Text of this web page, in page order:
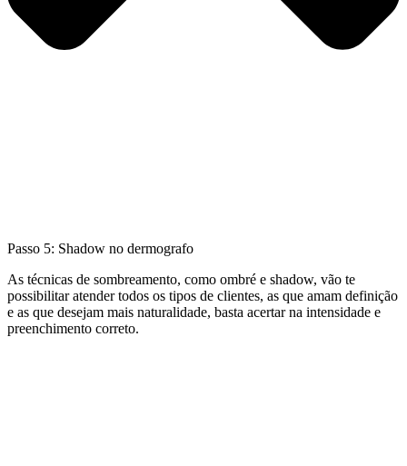
Passo 5: Shadow no dermografo
As técnicas de sombreamento, como ombré e shadow, vão te
possibilitar atender todos os tipos de clientes, as que amam definição
e as que desejam mais naturalidade, basta acertar na intensidade e
preenchimento correto.